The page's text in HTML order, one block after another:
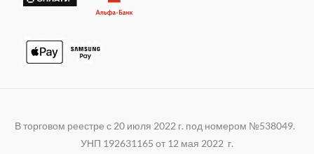
В торговом реестре с 20 июля 2022 г. под номером №538049.
УНП 192631165 от 12 мая 2022 г.